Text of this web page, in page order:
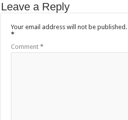
Leave a Reply
Your email address will not be published.
*
Comment*